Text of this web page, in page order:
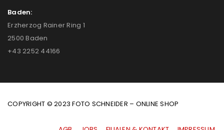
Baden:
Erzherzog Rainer Ring 1
2500 Baden
+43 2252 44166
COPYRIGHT © 2023 FOTO SCHNEIDER – ONLINE SHOP